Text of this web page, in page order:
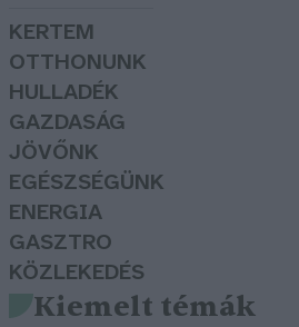
KERTEM
OTTHONUNK
HULLADÉK
GAZDASÁG
JÖVŐNK
EGÉSZSÉGÜNK
ENERGIA
GASZTRO
KÖZLEKEDÉS
Kiemelt témák